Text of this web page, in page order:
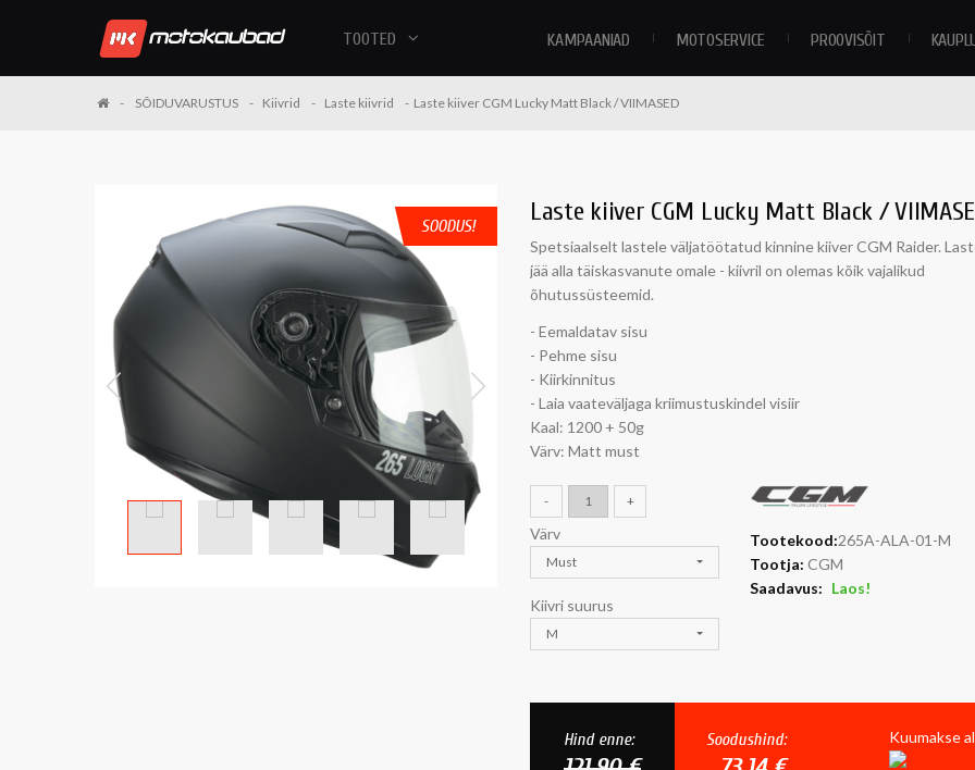
KAMPAANIAD MOTOSERVICE PROOVISÕIT
TOOTED
SÕIDUVARUSTUS Kiivrid Laste kiivrid Laste kiiver CGM Lucky Matt Black / VIIMASED
SOODUS! Laste kiiver CGM Lucky Matt Black /
Spetsiaalselt lastele väljatöötatud kinnine kiiver CGM Raider.
jää alla täiskasvanute omale - kiivril on olemas kõik vajalikud
õhutussüsteemid.
- Eemaldatav sisu
- Pehme sisu
- Kiirkinnitus
- Laia vaateväljaga kriimustuskindel visiir
Kaal: 1200 + 50g
Värv: Matt must
Tootekood:265A-ALA-01-M
Tootja: CGM
Saadavus: Laos!
- +
Värv
Must
Kiivri suurus
M
Hind enne: Soodushind: Kuumakse